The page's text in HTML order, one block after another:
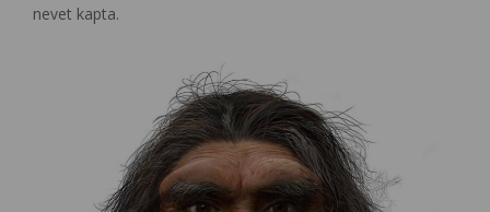
nevet kapta.